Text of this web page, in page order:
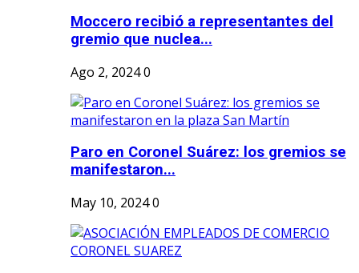
Moccero recibió a representantes del
gremio que nuclea...
Ago 2, 20240
Paro en Coronel Suárez: los gremios se
manifestaron...
May 10, 20240